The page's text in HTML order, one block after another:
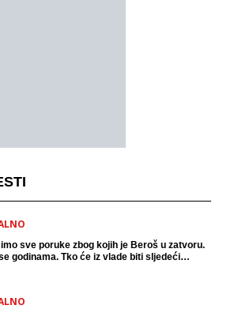
sve poruke zbog kojih je Beroš u zatvoru.
godinama. Tko će iz vlade biti sljedeći